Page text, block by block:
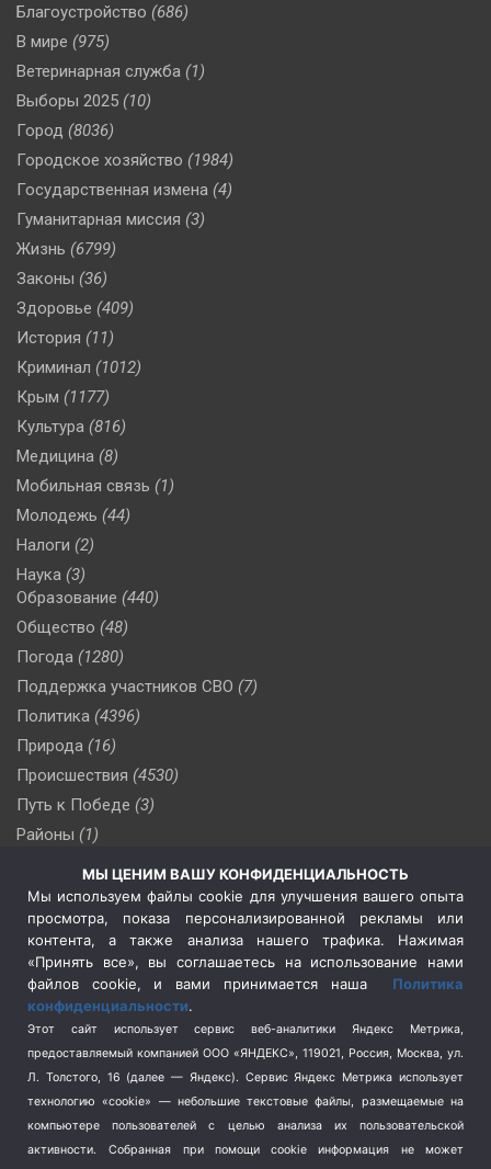
Благоустройство (686)
В мире (975)
Ветеринарная служба (1)
Выборы 2025 (10)
Город (8036)
Городское хозяйство (1984)
Государственная измена (4)
Гуманитарная миссия (3)
Жизнь (6799)
Законы (36)
Здоровье (409)
История (11)
Криминал (1012)
Крым (1177)
Культура (816)
Медицина (8)
Мобильная связь (1)
Молодежь (44)
Налоги (2)
Наука (3)
Образование (440)
Общество (48)
Погода (1280)
Поддержка участников СВО (7)
Политика (4396)
Природа (16)
Происшествия (4530)
Путь к Победе (3)
Районы (1)
(510)
Сельское хозяйство (3)
Социальная политика
(3)
Спецоперация в Украине
Спецоперация на Украине
(404)
Спорт (740)
Терроризм (1)
Транспорт (262)
Туризм (178)
Флот (76)
МЫ ЦЕНИМ ВАШУ КОНФИДЕНЦИАЛЬНОСТЬ
Мы используем файлы cookie для улучшения вашего опыта
просмотра, показа персонализированной рекламы или
контента, а также анализа нашего трафика. Нажимая
«Принять все», вы соглашаетесь на использование нами
файлов cookie, и вами принимается наша Политика
конфиденциальности.
Этот сайт использует сервис веб-аналитики Яндекс Метрика,
предоставляемый компанией ООО «ЯНДЕКС», 119021, Россия, Москва, ул.
Л. Толстого, 16 (далее — Яндекс). Сервис Яндекс Метрика использует
технологию «cookie» — небольшие текстовые файлы, размещаемые на
компьютере пользователей с целью анализа их пользовательской
активности.
Собранная при помощи cookie информация не может